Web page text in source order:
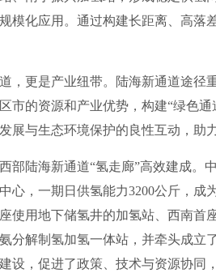
模化应用。通过构建长距离、高落
更是产业纽带。陆海新通道途径重
市的资源和产业优势，构建“绿色
展与生态环境保护的良性互动，助
陆海新通道“氢走廊”高效建成。
心，一期日供氢能力3200公斤，
使用地下储氢井的加氢站、西南首
分解制氢加氢一体站，并牵头成立
设，促进了政策、技术与资源协同